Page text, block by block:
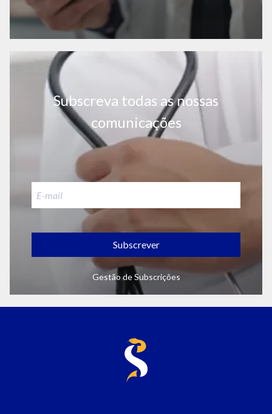
Subscreva todas as nossas
comunicações
Subscrever
Gestão de Subscrições